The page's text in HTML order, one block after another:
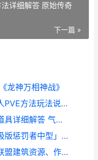
详细解答 原始传奇
下一篇 »
龙神万相神战》
《古魂》多人方法全解析：多人PVE方法玩法说明 魂血古戒
《气泡星球》魔法商店超实用道具详细解答 气泡星球下载安装
《机甲战队》武器策略：「终极版惩罚者中型」武器详细解答 机甲战队游戏视频
《龙石战争》联盟建筑策略：联盟建筑资源、作用详细解答 龙只战争